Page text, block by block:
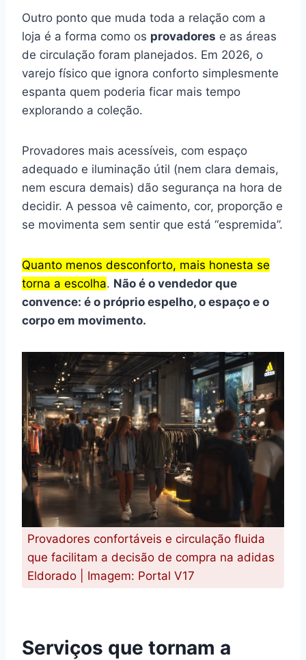
Outro ponto que muda toda a relação com a
loja é a forma como os provadores e as áreas
de circulação foram planejados. Em 2026, o
varejo físico que ignora conforto simplesmente
espanta quem poderia ficar mais tempo
explorando a coleção.
Provadores mais acessíveis, com espaço
adequado e iluminação útil (nem clara demais,
nem escura demais) dão segurança na hora de
decidir. A pessoa vê caimento, cor, proporção e
se movimenta sem sentir que está “espremida”.
Quanto menos desconforto, mais honesta se
torna a escolha. Não é o vendedor que
convence: é o próprio espelho, o espaço e o
corpo em movimento.
Provadores confortáveis e circulação fluida
que facilitam a decisão de compra na adidas
Eldorado | Imagem: Portal V17
Serviços que tornam a